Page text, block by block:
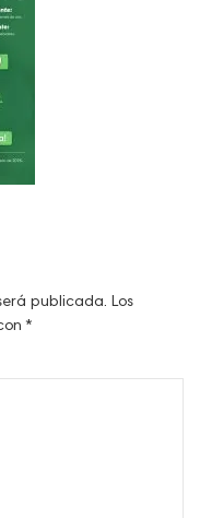
publicada. Los
*